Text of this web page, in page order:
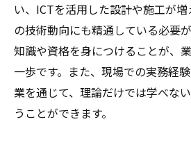
い、ICTを活用した設計や施工が
の技術動向にも精通している必要
知識や資格を身につけることが、
一歩です。また、現場での実務経
業を通じて、理論だけでは学べな
うことができます。